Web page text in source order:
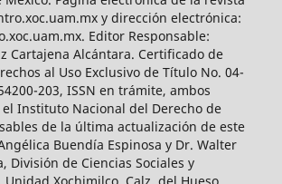
y dirección electrónica:
Editor Responsable:
Cartajena Alcántara. Certificado de
al Uso Exclusivo de Título No. 04-
203, ISSN en trámite, ambos
Instituto Nacional del Derecho de
de la última actualización de este
Buendía Espinosa y Dr. Walter
División de Ciencias Sociales y
Xochimilco, Calz. del Hueso